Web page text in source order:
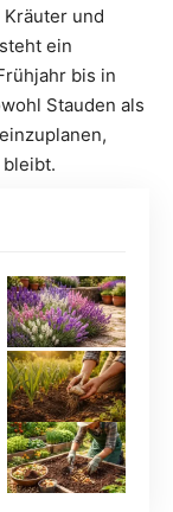
und
ein
bis in
Stauden als